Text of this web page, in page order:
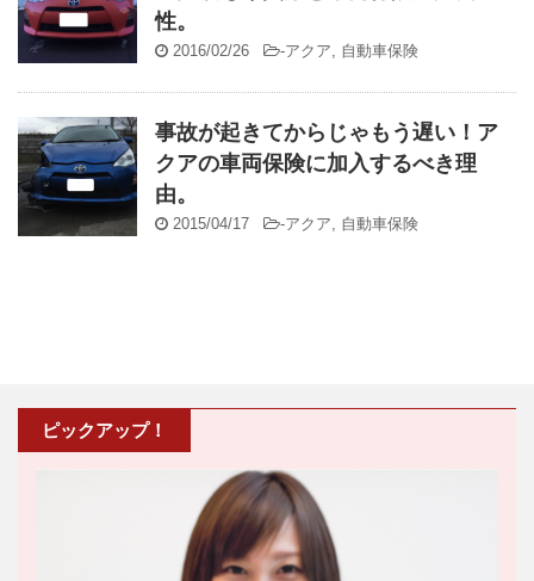
性。
2016/02/26 -アクア, 自動車保険
事故が起きてからじゃもう遅い！ア
クアの車両保険に加入するべき理
由。
2015/04/17 -アクア, 自動車保険
ピックアップ！